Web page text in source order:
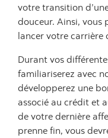
votre transition
douceur. Ainsi, vous
lancer votre carrière
Durant vos
familiariserez avec
développerez une
associé au crédit et
de votre dernière
prenne fin, vous